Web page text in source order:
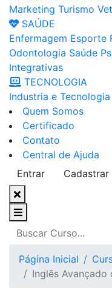
Marketing Turismo
SAÚDE
Enfermagem Esporte
Odontologia Saúde
Integrativas
TECNOLOGIA
Industria e Tecnologia
Quem Somos
Certificado
Contato
Central de Ajuda
Entrar
Cadastrar
Página Inicial
Inglês Avançado